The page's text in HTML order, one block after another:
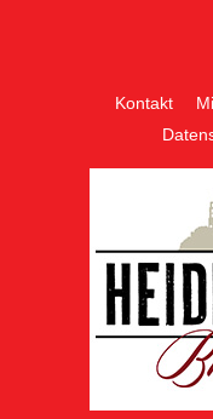
Kontakt